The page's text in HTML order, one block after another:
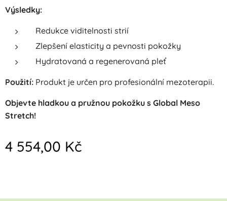
Výsledky:
Redukce viditelnosti strií
Zlepšení elasticity a pevnosti pokožky
Hydratovaná a regenerovaná pleť
Použití: Produkt je určen pro profesionální mezoterapii.
Objevte hladkou a pružnou pokožku s Global Meso
Stretch!
4 554,00 Kč